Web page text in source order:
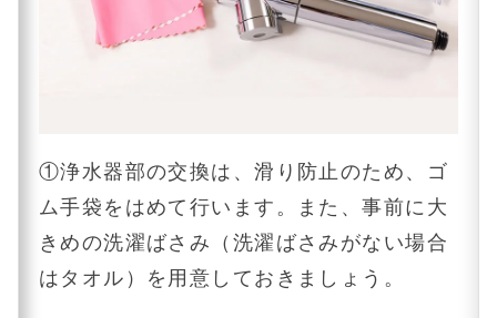
①浄水器部の交換は、滑り防止のため、ゴ
ム手袋をはめて行います。また、事前に大
きめの洗濯ばさみ（洗濯ばさみがない場合
はタオル）を用意しておきましょう。